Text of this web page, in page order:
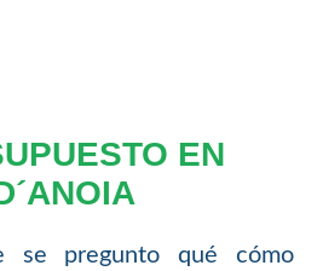
EN
se pregunto qué cómo